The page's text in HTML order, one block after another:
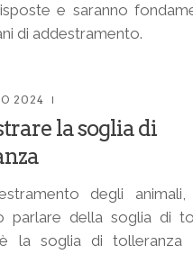
e saranno
di addestramento.
2024
la soglia di
degli
parlare della soglia di
la soglia di tolleranza